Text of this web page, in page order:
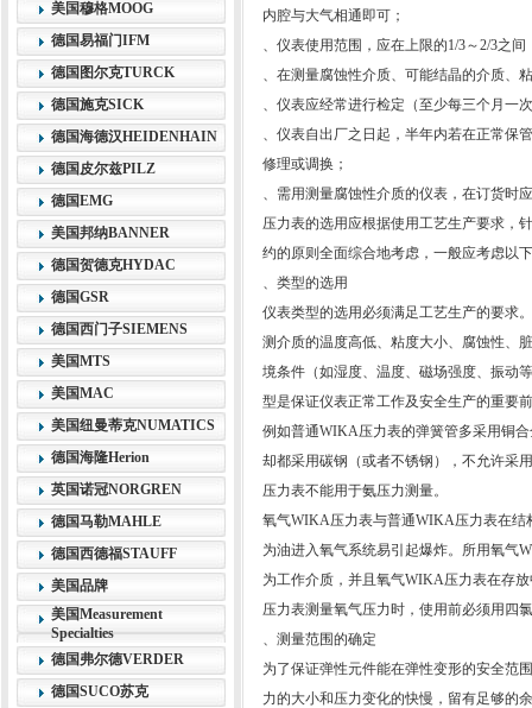
美国穆格MOOG
德国易福门IFM
德国图尔克TURCK
德国施克SICK
德国海德汉HEIDENHAIN
德国皮尔兹PILZ
德国EMG
美国邦纳BANNER
德国贺德克HYDAC
德国GSR
德国西门子SIEMENS
美国MTS
美国MAC
美国纽曼蒂克NUMATICS
德国海隆Herion
英国诺冠NORGREN
德国马勒MAHLE
德国西德福STAUFF
美国品牌
美国Measurement
Specialties
德国弗尔德VERDER
德国SUCO苏克
内腔与大气相通即可；
、仪表使用范围，应在上限的1/3～2/3之间
、在测量腐蚀性介质、可能结晶的介质、
、仪表应经常进行检定（至少每三个月一
、仪表自出厂之日起，半年内若在正常保
修理或调换；
、需用测量腐蚀性介质的仪表，在订货时
压力表的选用应根据使用工艺生产要求，
约的原则全面综合地考虑，一般应考虑以
、类型的选用
仪表类型的选用必须满足工艺生产的要求
测介质的温度高低、粘度大小、腐蚀性、
境条件（如湿度、温度、磁场强度、振动
型是保证仪表正常工作及安全生产的重要
例如普通WIKA压力表的弹簧管多采用铜
却都采用碳钢（或者不锈钢），不允许采
压力表不能用于氨压力测量。
氧气WIKA压力表与普通WIKA压力表在
为油进入氧气系统易引起爆炸。所用氧气
为工作介质，并且氧气WIKA压力表在存
压力表测量氧气压力时，使用前必须用四
、测量范围的确定
为了保证弹性元件能在弹性变形的安全范
力的大小和压力变化的快慢，留有足够的